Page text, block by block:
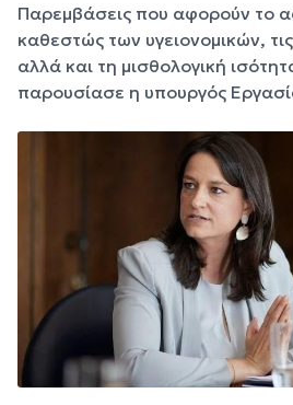
Παρεμβάσεις που αφορούν το
καθεστώς των υγειονομικών,
αλλά και τη μισθολογική
παρουσίασε η υπουργός